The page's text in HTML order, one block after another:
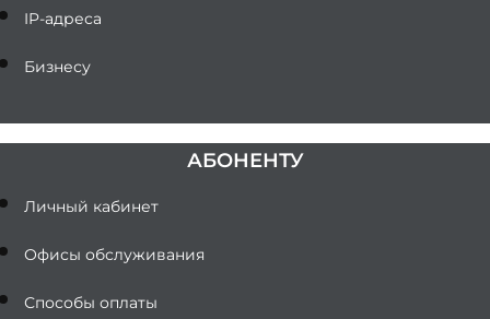
IP-адреса
Бизнесу
АБОНЕНТУ
Личный кабинет
Офисы обслуживания
Способы оплаты